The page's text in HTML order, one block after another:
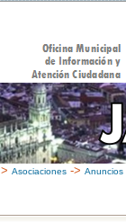
> Asociaciones -> Anuncios